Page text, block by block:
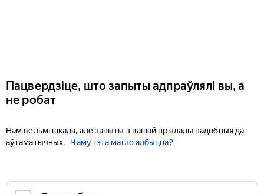
Пацвердзіце, што запыты адпраўлялі вы, а
не робат
Нам вельмі шкада, але запыты з вашай прылады падобныя да
аўтаматычных.
Чаму гэта магло адбыцца?